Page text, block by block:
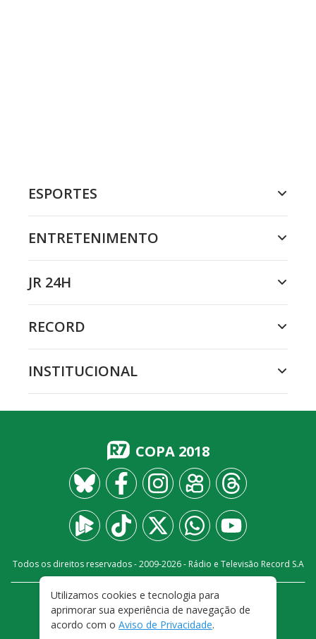
ESPORTES
ENTRETENIMENTO
JR 24H
RECORD
INSTITUCIONAL
COPA 2018
Todos os direitos reservados - 2009-2026- Rádio e Televisão Record S.A
FALE CONOSCO
PRIVACIDADE
TERMOS E CONDIÇÕES DE USO
Utilizamos cookies e tecnologia para
aprimorar sua experiência de navegação de
acordo com o Aviso de Privacidade.